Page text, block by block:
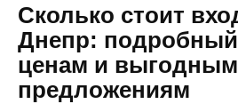
Сколько стоит
Днепр:
ценам и выгодным
предложениям